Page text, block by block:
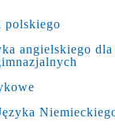
polskiego
angielskiego dla